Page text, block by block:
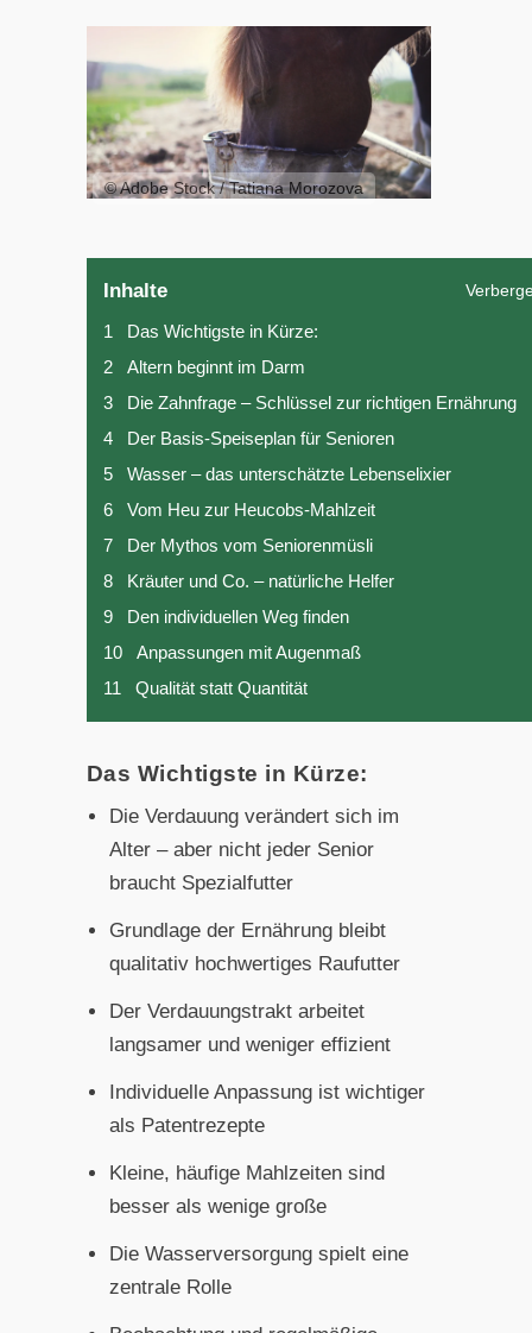
© Adobe Stock / Tatiana Morozova
Inhalte
1
Das Wichtigste in Kürze:
2
Altern beginnt im Darm
3
Die Zahnfrage – Schlüssel zur richtigen Ernährung
4
Der Basis-Speiseplan für Senioren
5
Wasser – das unterschätzte Lebenselixier
6
Vom Heu zur Heucobs-Mahlzeit
7
Der Mythos vom Seniorenmüsli
8
Kräuter und Co. – natürliche Helfer
9
Den individuellen Weg finden
10
Anpassungen mit Augenmaß
11
Qualität statt Quantität
Das Wichtigste in Kürze:
Die Verdauung verändert sich im
Alter – aber nicht jeder Senior
braucht Spezialfutter
Grundlage der Ernährung bleibt
qualitativ hochwertiges Raufutter
Der Verdauungstrakt arbeitet
langsamer und weniger effizient
Individuelle Anpassung ist wichtiger
als Patentrezepte
Kleine, häufige Mahlzeiten sind
besser als wenige große
Die Wasserversorgung spielt eine
zentrale Rolle